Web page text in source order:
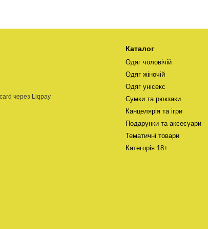
Каталог
Одяг чоловічій
Одяг жіночій
Одяг унісекс
Сумки та рюкзаки
Канцелярія та ігри
Подарунки та аксесуари
Тематичні товари
Категорія 18+